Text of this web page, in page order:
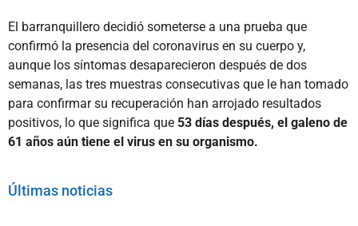
El barranquillero decidió someterse a una prueba que
confirmó la presencia del coronavirus en su cuerpo y,
aunque los síntomas desaparecieron después de dos
semanas, las tres muestras consecutivas que le han tomado
para confirmar su recuperación han arrojado resultados
positivos, lo que significa que 53 días después, el galeno de
61 años aún tiene el virus en su organismo.
Últimas noticias